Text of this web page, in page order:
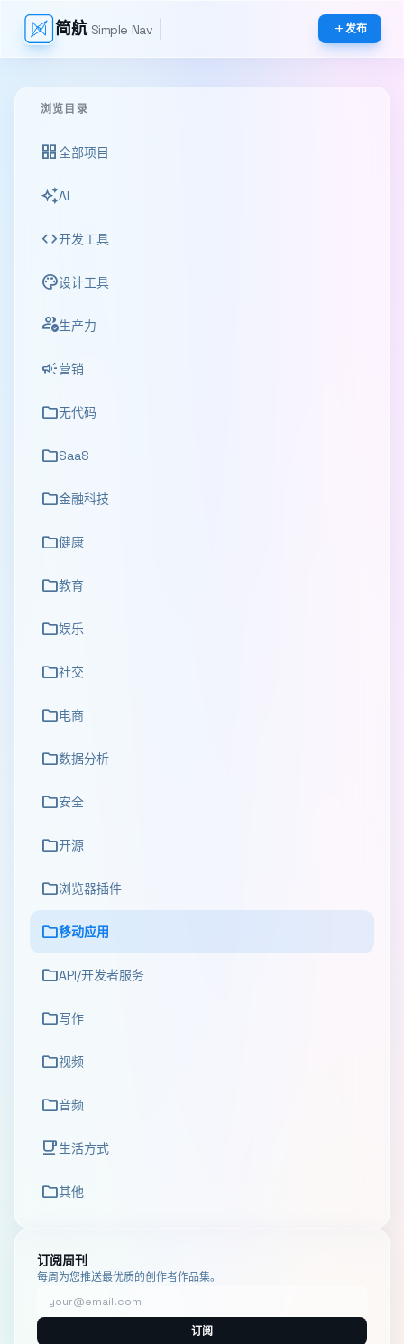
简航 Simple Nav add发布
浏览目录
grid_view全部项目
auto_awesomeAI
code开发工具
palette设计工具
productivity生产力
campaign营销
folder无代码
folderSaaS
folder金融科技
folder健康
folder教育
folder娱乐
folder社交
folder电商
folder数据分析
folder安全
folder开源
folder浏览器插件
folder移动应用
folderAPI/开发者服务
folder写作
folder视频
folder音频
local_cafe生活方式
folder其他
订阅周刊
每周为您推送最优质的创作者作品集。
订阅